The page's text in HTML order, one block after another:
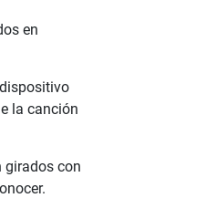
en
la canción
girados con